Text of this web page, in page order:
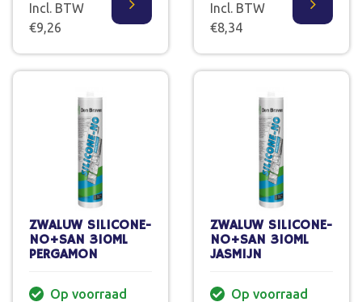
Incl. BTW
€9,26
Incl. BTW
€8,34
ZWALUW SILICONE-
NO+SAN 310ML
PERGAMON
Op voorraad
ZWALUW SILICONE-
NO+SAN 310ML
JASMIJN
Op voorraad